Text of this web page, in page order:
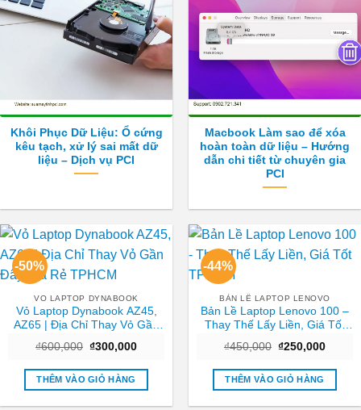
Khôi Phục Dữ Liệu: Ổ cứng
kêu tạch, xử lý sai mất dữ
liệu – Dịch vụ PCI
Macbook Làm sao để xóa
hoàn toàn dữ liệu – Hướng
dẫn chi tiết từ chuyên gia
PCI
-50%
VO LAPTOP DYNABOOK
Vỏ Laptop Dynabook AZ45,
AZ65 | Địa Chỉ Thay Vỏ Gần
₫600,000 Giá
là:
₫600,000.
₫300,000Giá
tại
₫300,000.
THÊM VÀO GIỎ HÀNG
-44%
BẢN LỀ LAPTOP LENOVO
Bản Lề Laptop Lenovo 100 –
Thay Thế Lấy Liền, Giá Tốt
₫450,000 Giá
là:
₫450,000.
₫250,000Giá
tại
THÊM VÀO GIỎ HÀNG